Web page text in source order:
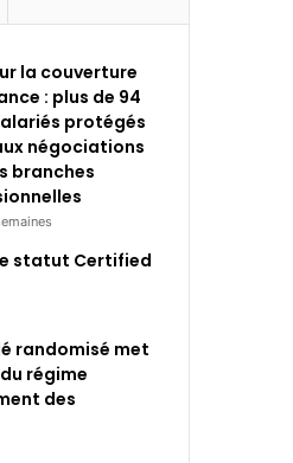
la couverture
: plus de 94
protégés
négociations
branches
statut Certified
randomisé met
régime
des